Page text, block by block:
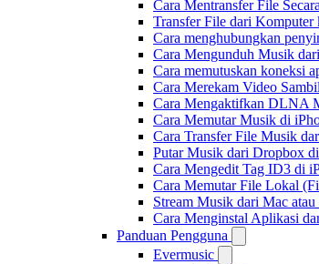
Cara Mentransfer File
Transfer File dari
Cara menghubungkan
Cara Mengunduh Musik
Cara memutuskan koneksi
Cara Merekam Video
Cara Mengaktifkan DLNA
Cara Memutar Musik di
Cara Transfer File Musik
Putar Musik dari Dropbox
Cara Mengedit Tag ID3 di
Cara Memutar File Lokal
Stream Musik dari Mac
Cara Menginstal Aplikasi
Panduan Pengguna
Evermusic